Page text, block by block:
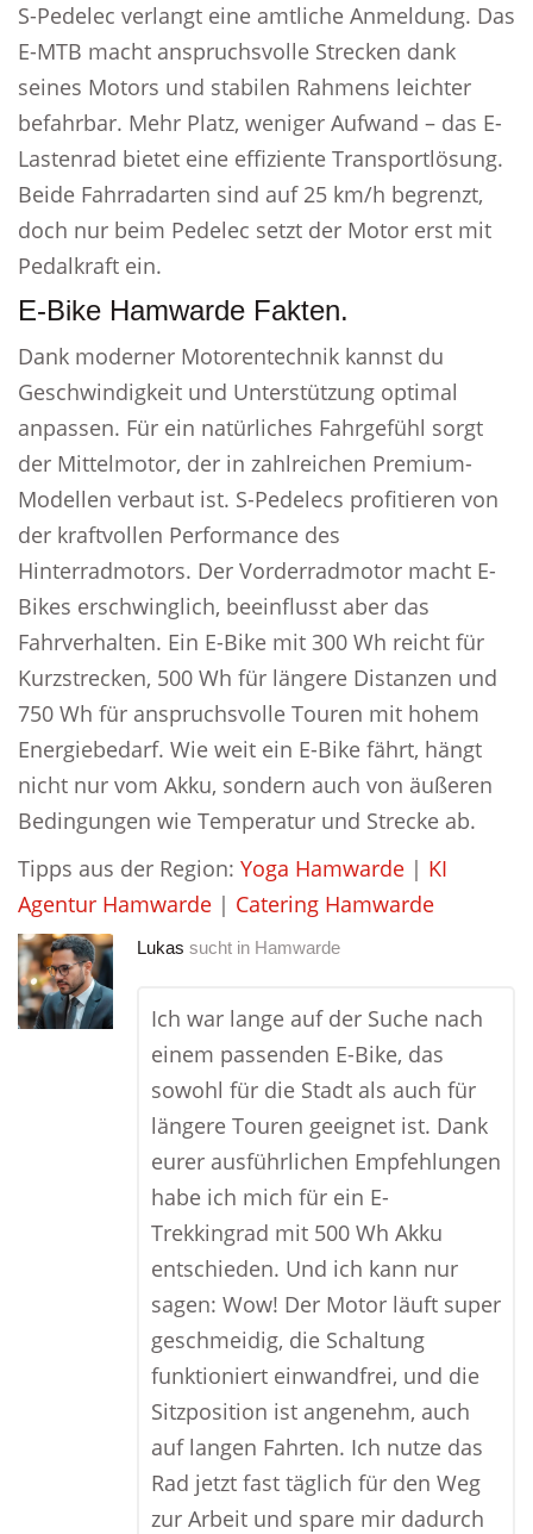
S-Pedelec verlangt eine amtliche Anmeldung. Das
E-MTB macht anspruchsvolle Strecken dank
seines Motors und stabilen Rahmens leichter
befahrbar. Mehr Platz, weniger Aufwand – das E-
Lastenrad bietet eine effiziente Transportlösung.
Beide Fahrradarten sind auf 25 km/h begrenzt,
doch nur beim Pedelec setzt der Motor erst mit
Pedalkraft ein.
E-Bike Hamwarde Fakten.
Dank moderner Motorentechnik kannst du
Geschwindigkeit und Unterstützung optimal
anpassen. Für ein natürliches Fahrgefühl sorgt
der Mittelmotor, der in zahlreichen Premium-
Modellen verbaut ist. S-Pedelecs profitieren von
der kraftvollen Performance des
Hinterradmotors. Der Vorderradmotor macht E-
Bikes erschwinglich, beeinflusst aber das
Fahrverhalten. Ein E-Bike mit 300 Wh reicht für
Kurzstrecken, 500 Wh für längere Distanzen und
750 Wh für anspruchsvolle Touren mit hohem
Energiebedarf. Wie weit ein E-Bike fährt, hängt
nicht nur vom Akku, sondern auch von äußeren
Bedingungen wie Temperatur und Strecke ab.
Tipps aus der Region: Yoga Hamwarde | KI
Agentur Hamwarde | Catering Hamwarde
Lukas sucht in Hamwarde
Ich war lange auf der Suche nach
einem passenden E-Bike, das
sowohl für die Stadt als auch für
längere Touren geeignet ist. Dank
eurer ausführlichen Empfehlungen
habe ich mich für ein E-
Trekkingrad mit 500 Wh Akku
entschieden. Und ich kann nur
sagen: Wow! Der Motor läuft super
geschmeidig, die Schaltung
funktioniert einwandfrei, und die
Sitzposition ist angenehm, auch
auf langen Fahrten. Ich nutze das
Rad jetzt fast täglich für den Weg
zur Arbeit und spare mir dadurch